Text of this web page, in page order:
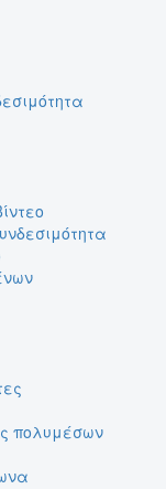
πολυμέσων